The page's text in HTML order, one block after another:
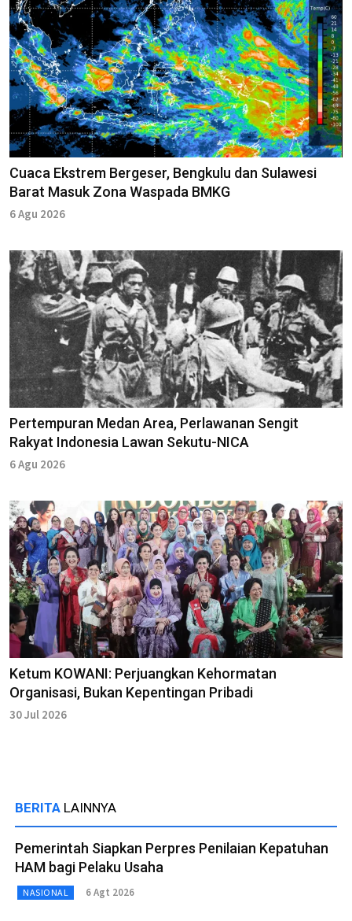
Cuaca Ekstrem Bergeser, Bengkulu dan Sulawesi
Barat Masuk Zona Waspada BMKG
6 Agu 2026
Pertempuran Medan Area, Perlawanan Sengit
Rakyat Indonesia Lawan Sekutu-NICA
6 Agu 2026
Ketum KOWANI: Perjuangkan Kehormatan
Organisasi, Bukan Kepentingan Pribadi
30 Jul 2026
BERITA LAINNYA
Pemerintah Siapkan Perpres Penilaian Kepatuhan
HAM bagi Pelaku Usaha
NASIONAL 6 Agt 2026